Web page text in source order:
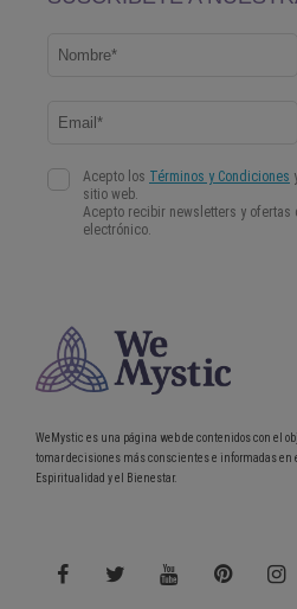
WeMystic es una página web de contenidos con el
tomar decisiones más conscientes e informadas en
Espiritualidad y el Bienestar.